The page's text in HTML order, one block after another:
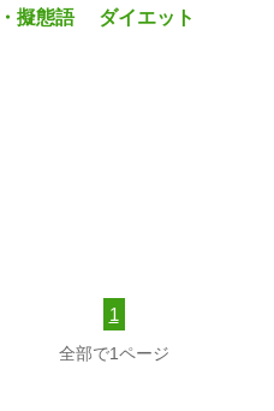
擬態語 ダイエット
1
全部で1ページ